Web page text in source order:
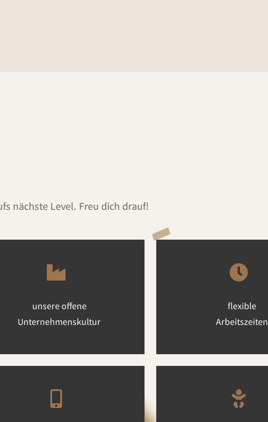
nächste Level. Freu dich drauf!
unsere offene
Unternehmenskultur
flexible
Arbeitszeiten